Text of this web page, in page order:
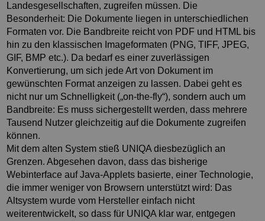
Landesgesellschaften, zugreifen müssen. Die
Besonderheit: Die Dokumente liegen in unterschiedlichen
Formaten vor. Die Bandbreite reicht von PDF und HTML bis
hin zu den klassischen Imageformaten (PNG, TIFF, JPEG,
GIF, BMP etc.). Da bedarf es einer zuverlässigen
Konvertierung, um sich jede Art von Dokument im
gewünschten Format anzeigen zu lassen. Dabei geht es
nicht nur um Schnelligkeit („on-the-fly“), sondern auch um
Bandbreite: Es muss sichergestellt werden, dass mehrere
Tausend Nutzer gleichzeitig auf die Dokumente zugreifen
können.
Mit dem alten System stieß UNIQA diesbezüglich an
Grenzen. Abgesehen davon, dass das bisherige
Webinterface auf Java-Applets basierte, einer Technologie,
die immer weniger von Browsern unterstützt wird: Das
Altsystem wurde vom Hersteller einfach nicht
weiterentwickelt, so dass für UNIQA klar war, entgegen